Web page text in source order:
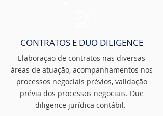
Elaboração de contratos nas diversas
áreas de atuação, acompanhamentos nos
processos negociais prévios, validação
prévia dos processos negociais. Due
diligence jurídica contábil.
CONTRATOS E DUO DILIGENCE